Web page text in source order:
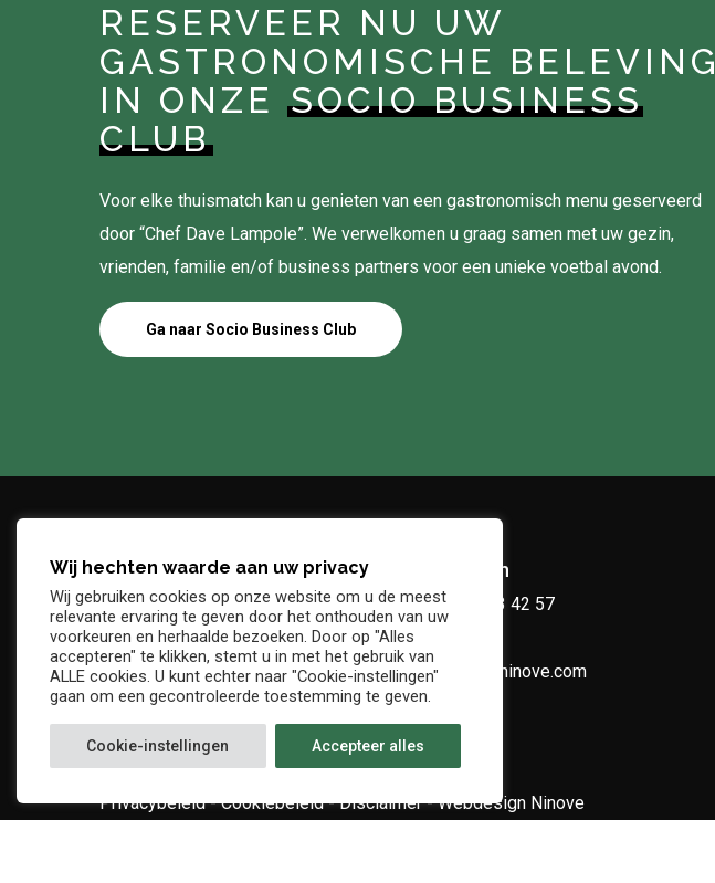
RESERVEER NU UW
GASTRONOMISCHE BELEVING
IN ONZESOCIO BUSINESS
CLUB
Voor elke thuismatch kan u genieten van een gastronomisch menu geserveerd
door “Chef Dave Lampole”. We verwelkomen u graag samen met uw gezin,
vrienden, familie en/of business partners voor een unieke voetbal avond.
Ga naar Socio Business Club
Adres
Denderstraat, z/n
9402 Ninove
Telefoon
+32 54 33 42 57
info@kvkninove.com
Privacybeleid-Cookiebeleid-Disclaimer-Webdesign Ninove
Wij hechten waarde aan uw privacy
Wij gebruiken cookies op onze website om u de meest
relevante ervaring te geven door het onthouden van uw
voorkeuren en herhaalde bezoeken. Door op "Alles
accepteren" te klikken, stemt u in met het gebruik van
ALLE cookies. U kunt echter naar "Cookie-instellingen"
gaan om een gecontroleerde toestemming te geven.
Cookie-instellingen Accepteer alles